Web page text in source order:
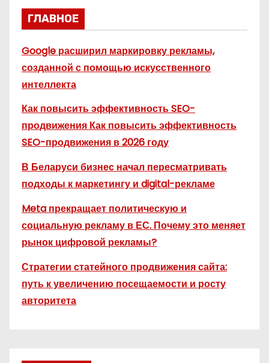
ГЛАВНОЕ
Google расширил маркировку рекламы,
созданной с помощью искусственного
интеллекта
Как повысить эффективность SEO-
продвижения Как повысить эффективность
SEO-продвижения в 2026 году
В Беларуси бизнес начал пересматривать
подходы к маркетингу и digital-рекламе
Meta прекращает политическую и
социальную рекламу в ЕС. Почему это меняет
рынок цифровой рекламы?
Стратегии статейного продвижения сайта:
путь к увеличению посещаемости и росту
авторитета